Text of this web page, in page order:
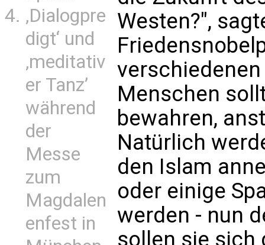
‚Dialogpre
digt‘ und
‚meditativ
er Tanz’
während
der
Messe
zum
Magdalen
enfest in
Westen?",
Menschen
bewahren,
Natürlich
den Islam
oder einige
werden - nun
sollen sie sich